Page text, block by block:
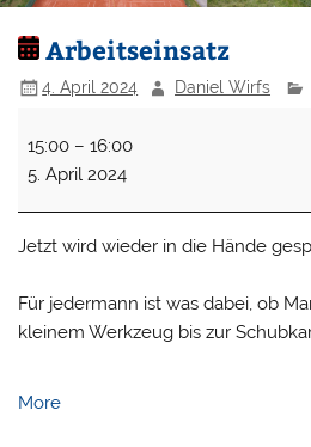
Arbeitseinsatz
4. April 2024 Daniel Wirfs
15:00 –16:00
5. April 2024
Jetzt wird wieder in die Hände
Für jedermann ist was dabei, ob
kleinem Werkzeug bis zur
Moreabout